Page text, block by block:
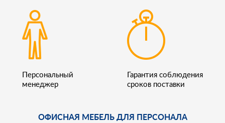
Персональный
менеджер
Гарантия соблюдения
сроков поставки
ОФИСНАЯ МЕБЕЛЬ ДЛЯ ПЕРСОНАЛА